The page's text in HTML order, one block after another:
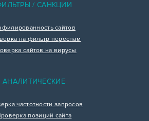
/ САНКЦИИ
сайтов
на фильтр переспам
сайтов на вирусы
АНАЛИТИЧЕСКИЕ
частотности запросов
позиций сайта